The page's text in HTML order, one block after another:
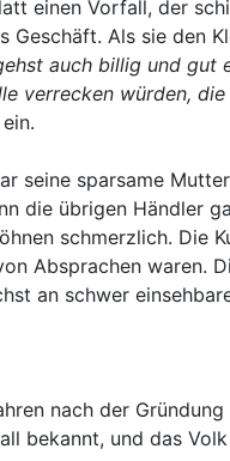
einen Vorfall, der
Geschäft. Als sie den
auch billig und gut
verrecken würden, die
seine sparsame
die übrigen Händler
schmerzlich. Die
Absprachen waren.
an schwer
nach der
bekannt, und das